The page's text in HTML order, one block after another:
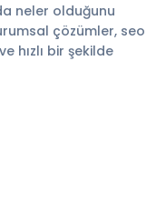
neler olduğunu
çözümler, seo
hızlı bir şekilde